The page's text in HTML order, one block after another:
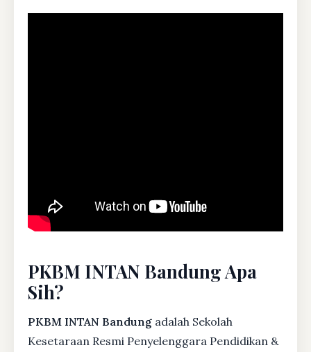
PKBM INTAN Bandung Apa
Sih?
PKBM INTAN Bandung adalah Sekolah
Kesetaraan Resmi Penyelenggara Pendidikan &